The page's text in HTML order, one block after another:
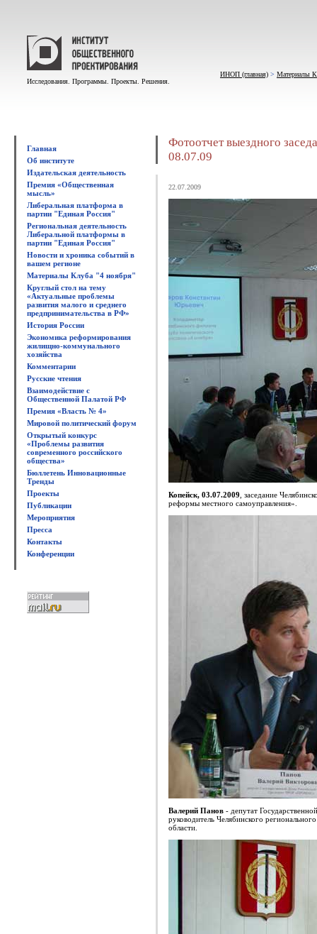
Исследования. Программы. Проекты. Решения.
ИНОП (главная) > Материалы
Главная
Об институте
Издательская деятельность
Премия «Общественная
мысль»
Либеральная платформа в
партии "Единая Россия"
Региональная деятельность
Либеральной платформы в
партии "Единая Россия"
Новости и хроника событий в
вашем регионе
Материалы Клуба "4 ноября"
Круглый стол на тему
«Актуальные проблемы
развития малого и среднего
предпринимательства в РФ»
История России
Экономика реформирования
жилищно-коммунального
хозяйства
Комментарии
Русские чтения
Взаимодействие с
Общественной Палатой РФ
Премия «Власть № 4»
Мировой политический форум
Открытый конкурс
«Проблемы развития
современного российского
общества»
Бюллетень Инновационные
Тренды
Проекты
Публикации
Мероприятия
Пресса
Контакты
Конференции
Фотоотчет выездного
08.07.09
22.07.2009
Копейск, 03.07.2009 , заседание
реформы местного самоуправления».
Валерий Панов - депутат
руководитель Челябинского
области.